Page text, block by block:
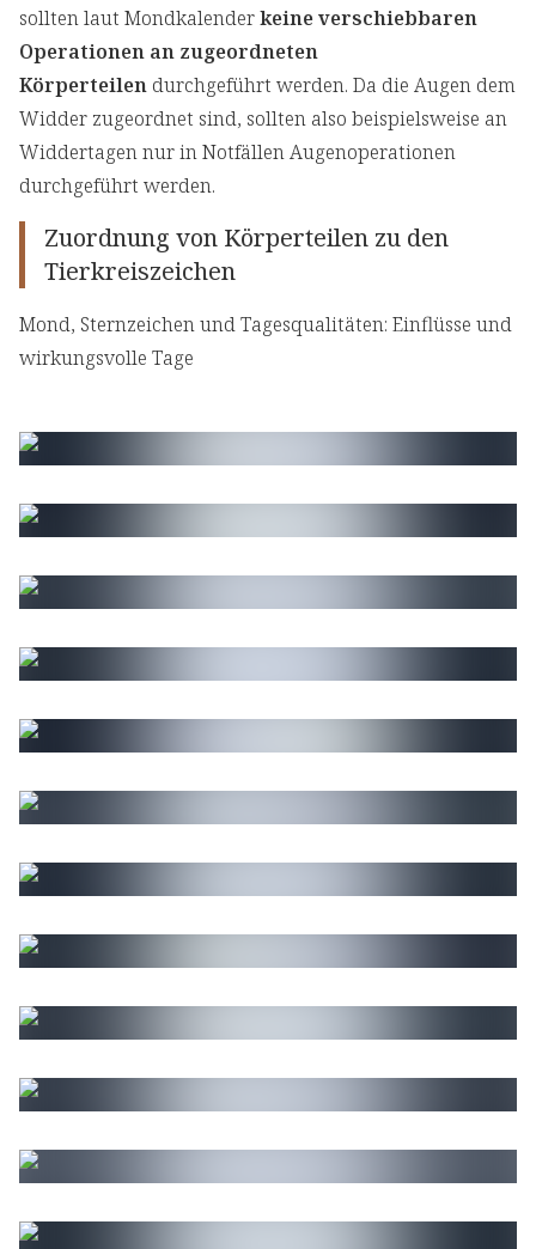
sollten laut Mondkalenderkeine verschiebbaren
Operationen an zugeordneten
Körperteilen durchgeführt werden. Da die Augen dem
Widder zugeordnet sind, sollten also beispielsweise an
Widdertagen nur in Notfällen Augenoperationen
durchgeführt werden.
Zuordnung von Körperteilen zu den
Tierkreiszeichen
Mond, Sternzeichen und Tagesqualitäten: Einflüsse und
wirkungsvolle Tage